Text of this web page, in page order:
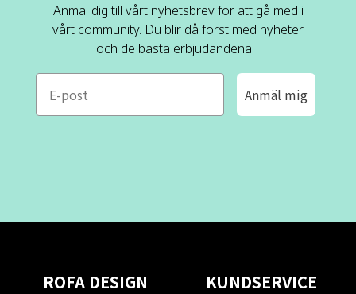
Anmäl dig till vårt nyhetsbrev för att gå med i
vårt community. Du blir då först med nyheter
och de bästa erbjudandena.
e-mail
Anmäl mig
ROFA DESIGN KUNDSERVICE